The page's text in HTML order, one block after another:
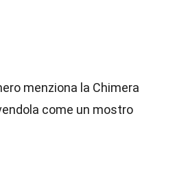
menziona la Chimera
come un mostro